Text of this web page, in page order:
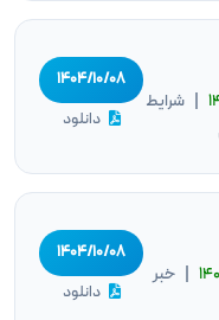
| شرایط
۱۴۰۴/۱۰/۰۸
دانلود
| خبر
۱۴۰۴/۱۰/۰۸
دانلود